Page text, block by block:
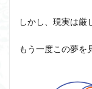
しかし、現実は厳
もう一度この夢を